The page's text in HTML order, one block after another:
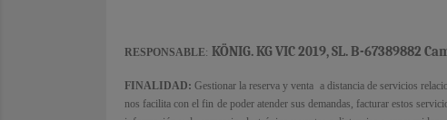
RESPONSABLE: KÖNIG.KG VIC 2019, SL.B-67389882
FINALIDAD: Gestionar la reserva y venta a distancia de servicios
nos facilita con el fin de poder atender sus demandas, facturar estos